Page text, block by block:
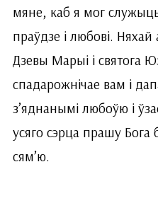
мяне, каб я мог
праўдзе і любові.
Дзевы Марыі і святога
спадарожнічае вам і
з’яднанымі любоўю і
усяго сэрца прашу Бога
сям’ю.